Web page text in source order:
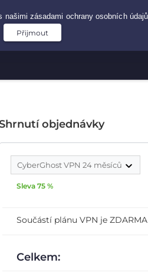
objednávky
CyberGhost VPN 24 měsíců
Sleva 75 %
Součástí plánu VPN je ZDARMA
Celkem: